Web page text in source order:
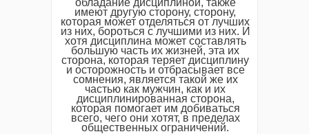
обладание дисциплиной, также
имеют другую сторону, сторону,
которая может отделяться от лучших
из них, бороться с лучшими из них. И
хотя дисциплина может составлять
большую часть их жизней, эта их
сторона, которая теряет дисциплину
и осторожность и отбрасывает все
сомнения, является такой же их
частью как мужчин, как и их
дисциплинированная сторона,
которая помогает им добиваться
всего, чего они хотят, в пределах
общественных ограничений.